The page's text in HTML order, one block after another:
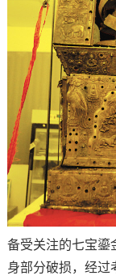
备受关注的七宝鎏
身部分破损，经过